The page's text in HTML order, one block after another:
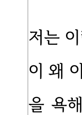
저는
이 왜
을 욕